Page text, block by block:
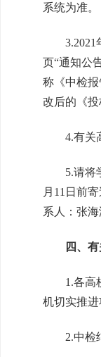
系统为准。
3.2021年
页“通知公
称《中检
改后的《
4.有关高
5.请将学
月11日前
系人：张海
四、
1.各高校
机切实推进
2.中检结